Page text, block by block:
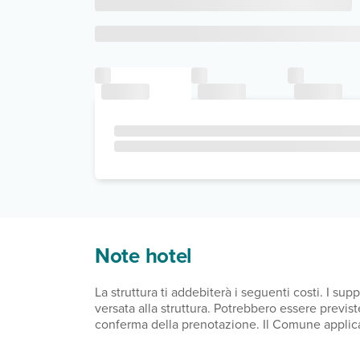
Note hotel
La struttura ti addebiterà i seguenti costi. I
versata alla struttura. Potrebbero essere
conferma della prenotazione. Il Comune